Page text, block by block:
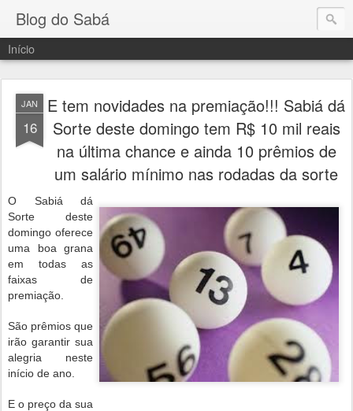
Blog do Sabá
Início
JAN
16
E tem novidades na premiação!!! Sabiá dá
Sorte deste domingo tem R$ 10 mil reais
na última chance e ainda 10 prêmios de
um salário mínimo nas rodadas da sorte
O Sabiá dá
Sorte deste
domingo oferece
uma boa grana
em todas as
faixas de
premiação.
São prêmios que
irão garantir sua
alegria neste
início de ano.
E o preço da sua